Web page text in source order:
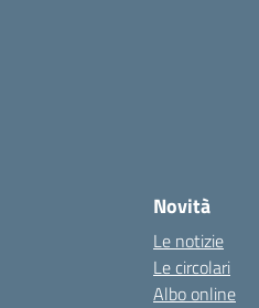
Novità
Le notizie
Le circolari
Albo online